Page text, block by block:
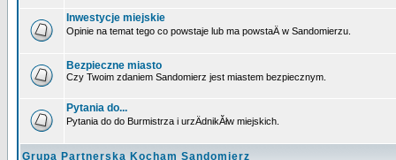
Inwestycje miejskie
Opinie na temat tego co powstaje lub ma powstaÄ w Sandomierzu.
Bezpieczne miasto
Czy Twoim zdaniem Sandomierz jest miastem bezpiecznym.
Pytania do...
Pytania do do Burmistrza i urzÄdnikĂłw miejskich.
Grupa Partnerska Kocham Sandomierz